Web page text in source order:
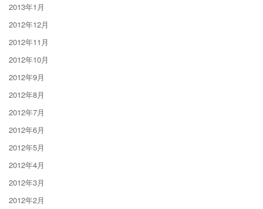
2013年1月
2012年12月
2012年11月
2012年10月
2012年9月
2012年8月
2012年7月
2012年6月
2012年5月
2012年4月
2012年3月
2012年2月